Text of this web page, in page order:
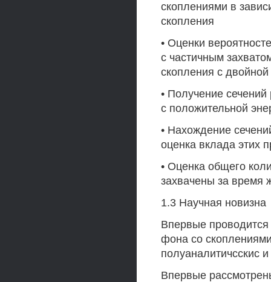
скоплениями в
скопления
• Оценки
с частичным
скопления с
• Получение
с положительной
• Нахождение
оценка вклада этих
• Оценка общего
захвачены за время
1.3 Научная новизна
Впервые проводится
фона со
полуаналитичсскис
Впервые